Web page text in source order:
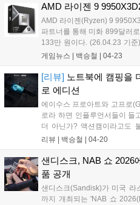
론'을 중심으로 한국 AI 산업
구축을 가속화하기 위해 마련
업 리더 약 500명이 참석해
·데이터·AI 에이전트 개발에
했다....
AMD 라이젠 9
AMD 라이젠(Ryzen) 9
파트너를 통해 미화 899달러
133만 원이다. (26.04.23 기
이 적용된 세계 최초의 데스
었다. 또한 새로운 메인보드
한 성능과 향상된 처리량을 제
게임뉴스 | 백승철 04-23
[리뷰] 노트북에 캠핑을
로 에디션
에이수스 프로아트와 고프로
로라 하면 인플루언서들이 들
더 아닌가? 액션캠이라고도
섞인, 감성으로 얘기하자면
쳐 '에이수스 프로아트 고프로
보였다....
리뷰 | 백승철 04-20
샌디스크, NAB 쇼 2026
품 공개
샌디스크(Sandisk)가 미국 라
까지 개최되는 'NAB 쇼